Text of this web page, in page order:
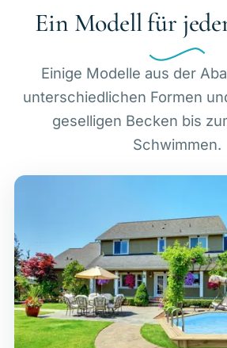
Ein Modell für
Einige Modelle aus der
unterschiedlichen Formen
geselligen Becken bis
Schwimmen.